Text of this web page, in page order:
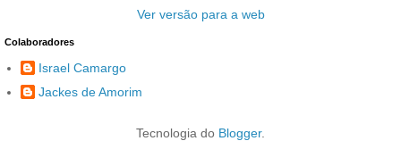
Ver versão para a web
Colaboradores
Israel Camargo
Jackes de Amorim
Tecnologia do Blogger.